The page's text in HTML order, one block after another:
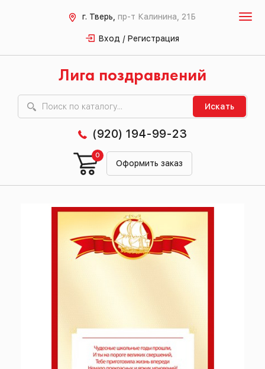
г. Тверь, пр-т Калинина, 21Б
Вход / Регистрация
Лига поздравлений
Искать
(920) 194-99-23
Оформить заказ
0